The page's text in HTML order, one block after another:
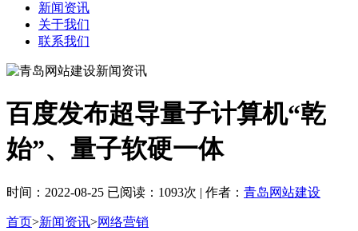
新闻资讯
关于我们
联系我们
百度发布超导量子计算机“乾
始”、量子软硬一体
时间：2022-08-25 已阅读：1093次 | 作者： 青岛网站建设
首页>新闻资讯>网络营销